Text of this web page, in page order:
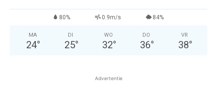
80% 0.9m/s 84%
MA
24°
DI
25°
WO
32°
DO
36°
VR
38°
Advertentie